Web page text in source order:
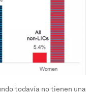
todavía no tienen una